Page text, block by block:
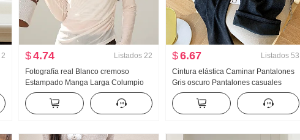
2
$4.74 Listados 22
Fotografía real Blanco cremoso
Estampado Manga Larga Columpio
Collar Camiseta Mujer 2026
Primavera y otoño Nuevo Estilo
Versátil Pliegues Top
$6.67 Listados 53
Cintura elástica Caminar Pantalones
Gris oscuro Pantalones casuales
Mujer 2025 Otoño Invierno Holgado
Talle alto Adelgazante Vertical
Colgante Sentido Kuo Longitud de la